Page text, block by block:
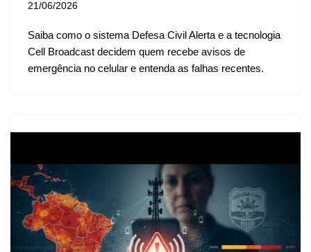
21/06/2026
Saiba como o sistema Defesa Civil Alerta e a tecnologia
Cell Broadcast decidem quem recebe avisos de
emergência no celular e entenda as falhas recentes.